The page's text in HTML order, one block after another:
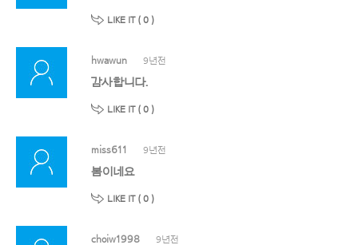
LIKE IT ( 0 )
hwawun 9년전
감사합니다.
LIKE IT ( 0 )
miss611 9년전
봄이네요
LIKE IT ( 0 )
choiw1998 9년전